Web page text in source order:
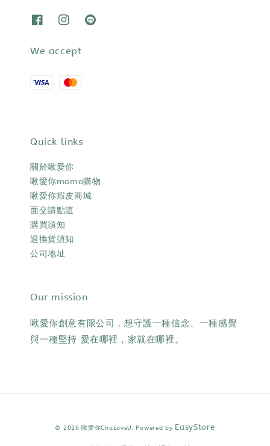
We accept
Quick links
關於啾愛你
啾愛你momo購物
啾愛你蝦皮商城
面交請點這
購買須知
退換貨須知
公司地址
Our mission
啾愛你創意有限公司，想守護一種信念、一種感覺
與一種堅持 愛在哪裡，家就在哪裡。
© 2026 啾愛你ChuLoveU. Powered by EasyStore